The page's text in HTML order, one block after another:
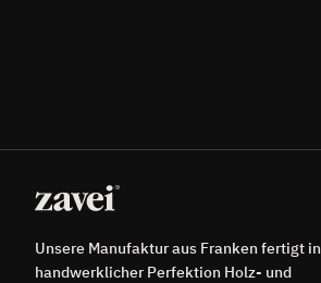
Unsere Manufaktur aus Franken fertigt in
handwerklicher Perfektion Holz- und